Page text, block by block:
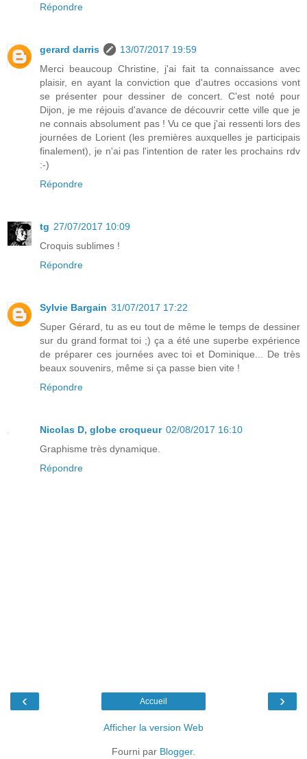
Répondre
gerard darris
13/07/2017 19:59
Merci beaucoup Christine, j'ai fait ta connaissance avec
plaisir, en ayant la conviction que d'autres occasions vont
se présenter pour dessiner de concert. C'est noté pour
Dijon, je me réjouis d'avance de découvrir cette ville que je
ne connais absolument pas ! Vu ce que j'ai ressenti lors des
journées de Lorient (les premières auxquelles je participais
finalement), je n'ai pas l'intention de rater les prochains rdv
:-)
Répondre
tg 27/07/2017 10:09
Croquis sublimes !
Répondre
Sylvie Bargain 31/07/2017 17:22
Super Gérard, tu as eu tout de même le temps de dessiner
sur du grand format toi ;) ça a été une superbe expérience
de préparer ces journées avec toi et Dominique... De très
beaux souvenirs, même si ça passe bien vite !
Répondre
Nicolas D, globe croqueur 02/08/2017 16:10
Graphisme très dynamique.
Répondre
‹ ›
Accueil
Afficher la version Web
Fourni par Blogger.